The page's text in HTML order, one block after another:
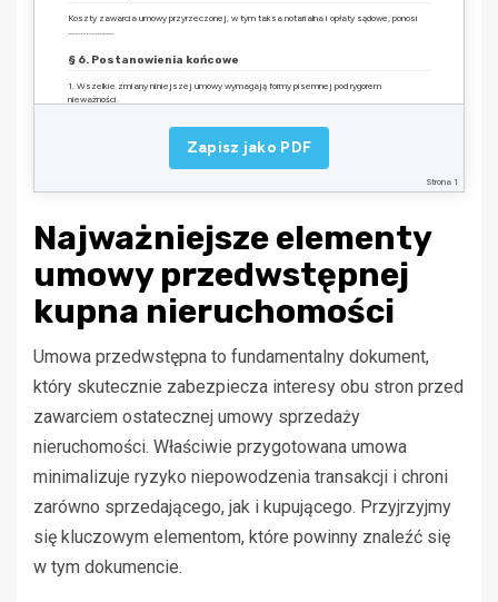
Koszty zawarcia umowy przyrzeczonej, w tym taksa notarialna i opłaty sądowe, ponosi
§ 6. Postanowienia końcowe
1. Wszelkie zmiany niniejszej umowy wymagają formy pisemnej pod rygorem
nieważności.
3. Umowę sporządzono w dwóch jednobrzmiących egzemplarzach, po jednym dla każdej
Sprzedający Kupujący
Strona 1
Zapisz jako PDF
Najważniejsze elementy
umowy przedwstępnej
kupna nieruchomości
Umowa przedwstępna to fundamentalny dokument,
który skutecznie zabezpiecza interesy obu stron przed
zawarciem ostatecznej umowy sprzedaży
nieruchomości. Właściwie przygotowana umowa
minimalizuje ryzyko niepowodzenia transakcji i chroni
zarówno sprzedającego, jak i kupującego. Przyjrzyjmy
się kluczowym elementom, które powinny znaleźć się
w tym dokumencie.